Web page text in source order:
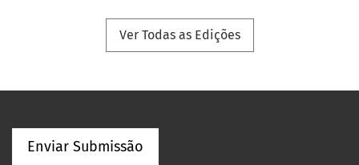
Ver Todas as Edições
Enviar Submissão